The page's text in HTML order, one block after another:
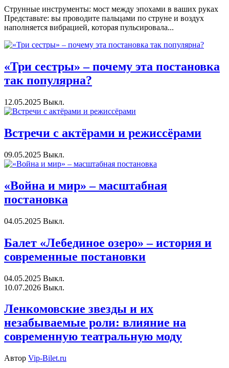
Струнные инструменты: мост между эпохами в ваших руках
Представьте: вы проводите пальцами по струне и воздух
наполняется вибрацией, которая пульсировала...
«Три сестры» – почему эта постановка
так популярна?
12.05.2025 Выкл.
Встречи с актёрами и режиссёрами
09.05.2025 Выкл.
«Война и мир» – масштабная
постановка
04.05.2025 Выкл.
Балет «Лебединое озеро» – история и
современные постановки
04.05.2025 Выкл.
10.07.2026 Выкл.
Ленкомовские звезды и их
незабываемые роли: влияние на
современную театральную моду
Автор Vip-Bilet.ru